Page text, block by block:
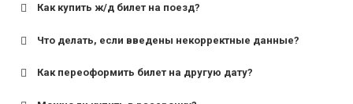
Как купить ж/д билет на поезд?
Что делать, если введены некорректные данные?
Как переоформить билет на другую дату?